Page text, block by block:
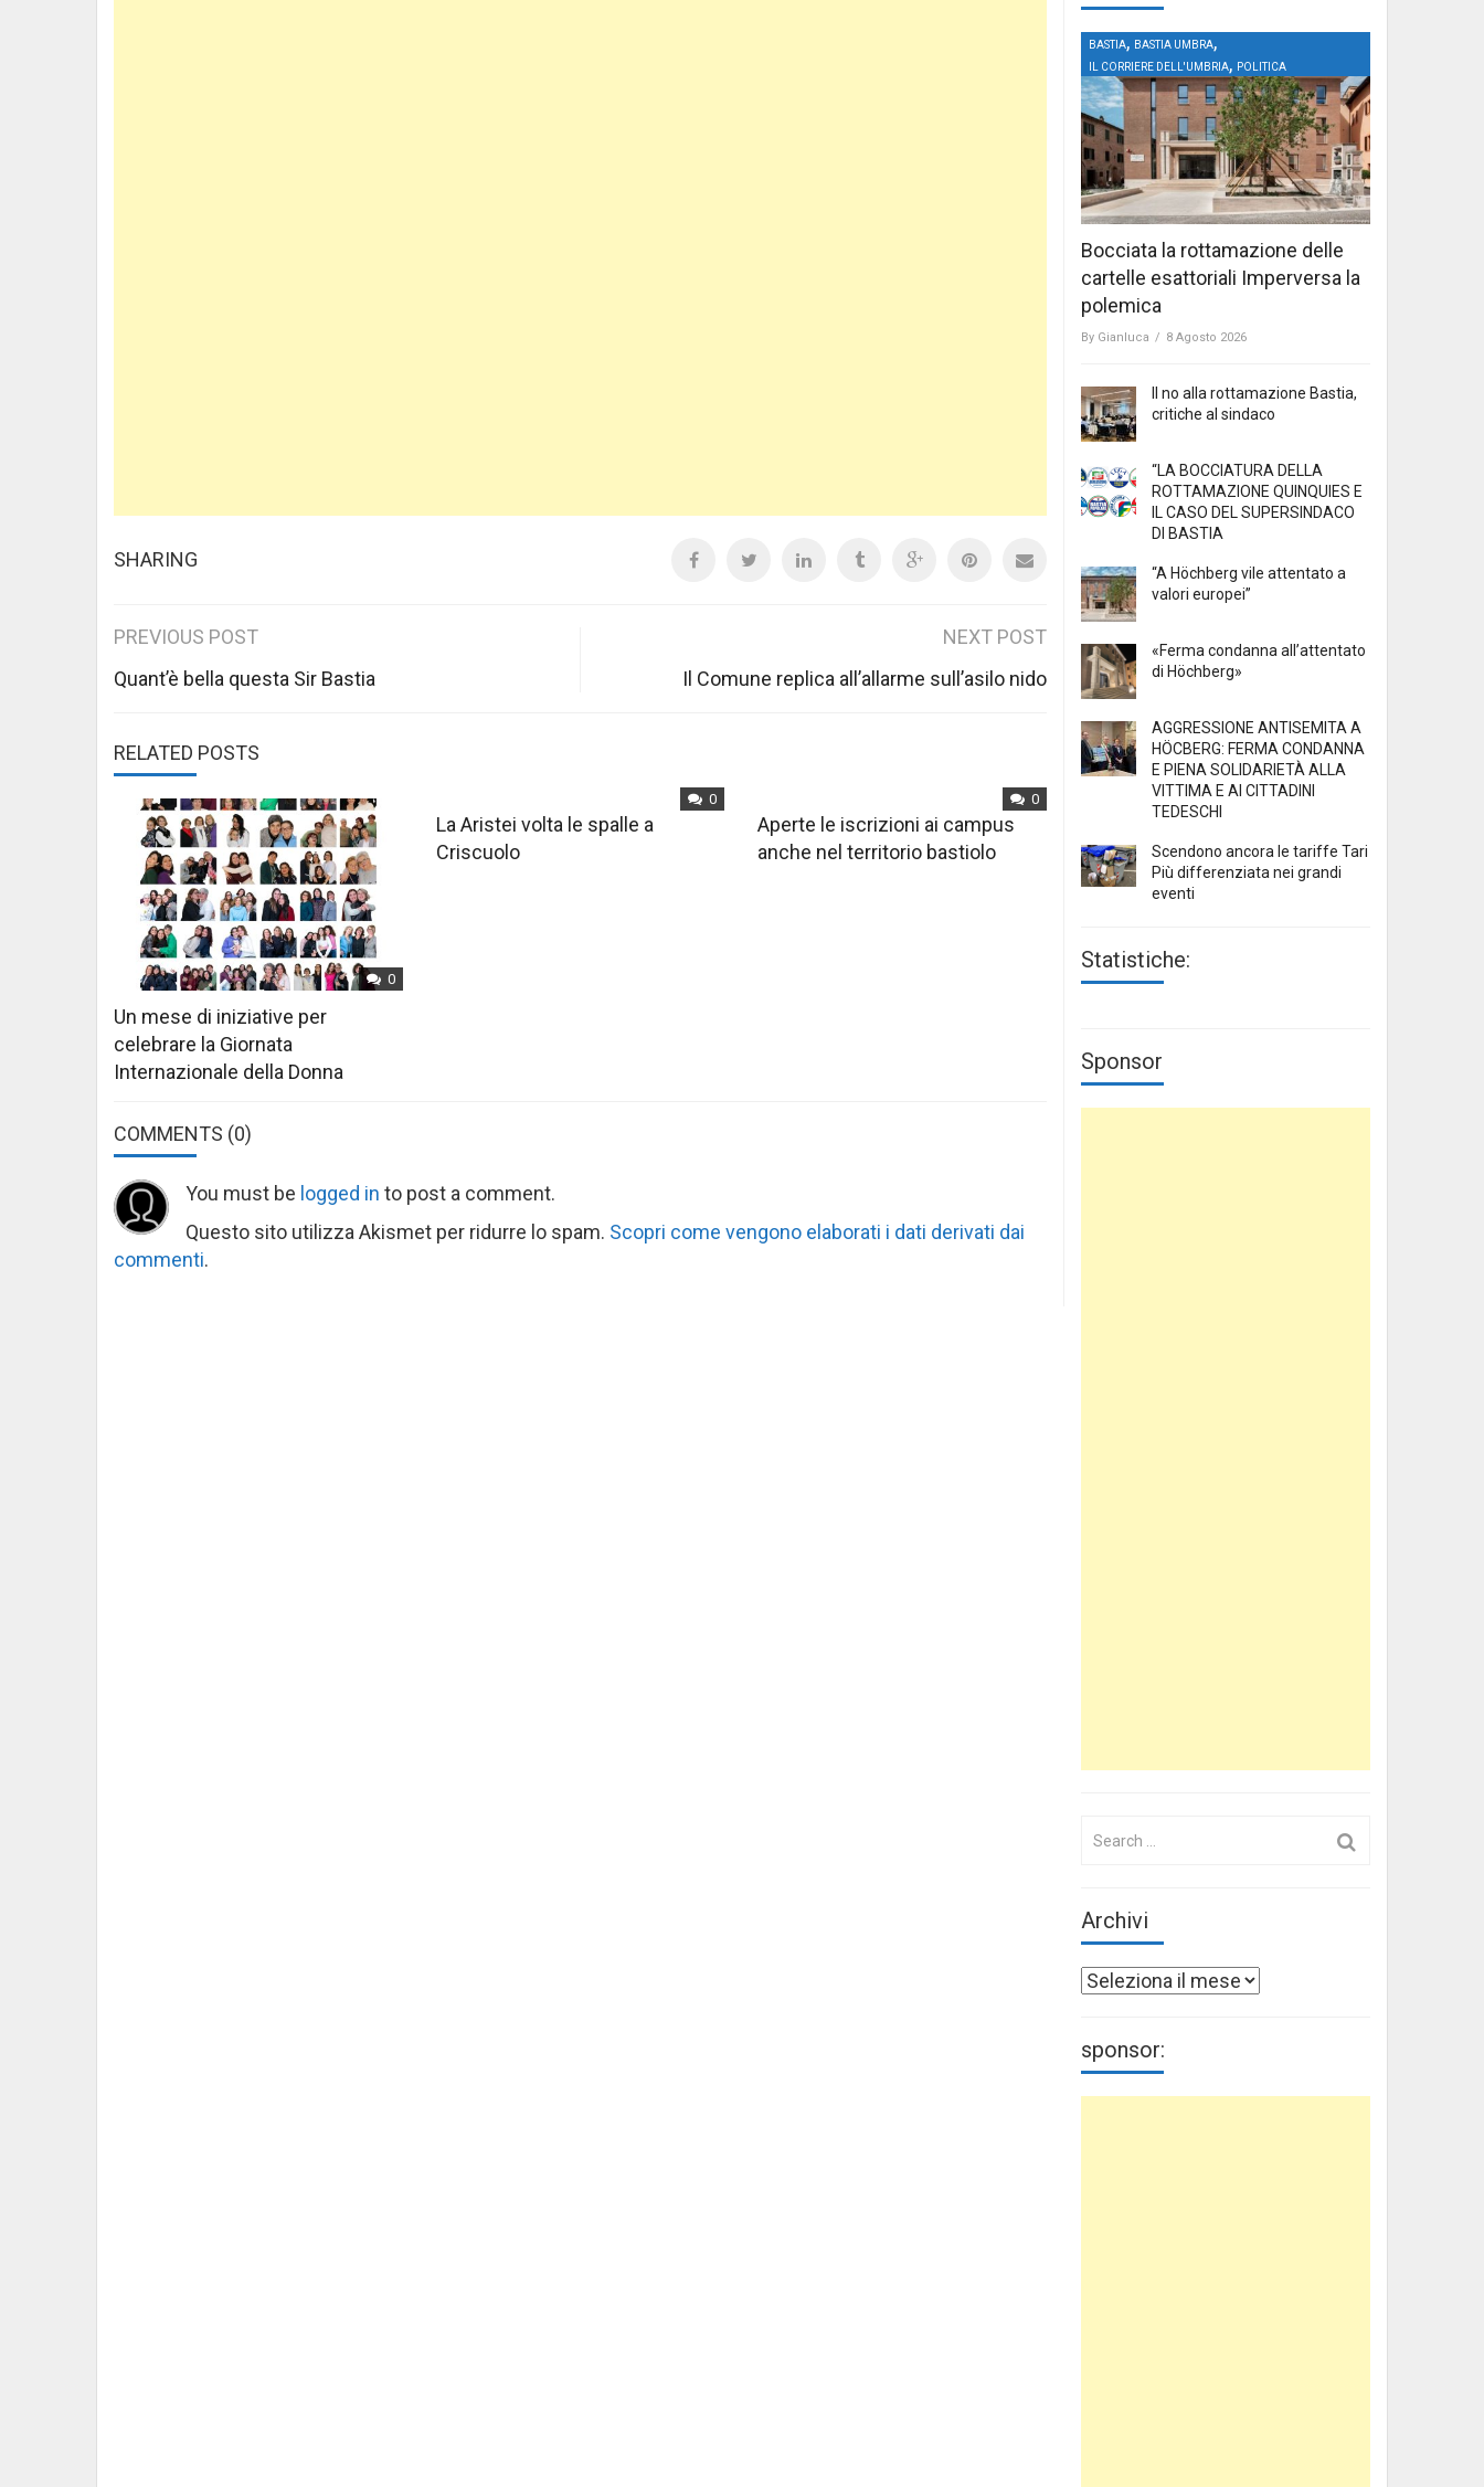
SHARING
Post
navigation
PREVIOUS POST
Quant’è bella questa Sir Bastia
NEXT POST
Il Comune replica all’allarme sull’asilo nido
RELATED POSTS
0
Un mese di iniziative per
celebrare la Giornata
Internazionale della Donna
0
La Aristei volta le spalle a
Criscuolo
0
Aperte le iscrizioni ai campus
anche nel territorio bastiolo
COMMENTS (0)
You must be logged in to post a comment.
Questo sito utilizza Akismet per ridurre lo spam. Scopri come vengono elaborati i dati derivati dai
commenti.
BASTIA, BASTIA UMBRA,
IL CORRIERE DELL'UMBRIA, POLITICA
Bocciata la rottamazione delle
cartelle esattoriali Imperversa la
polemica
By Gianluca / 8 Agosto 2026
Il no alla rottamazione Bastia,
critiche al sindaco
“LA BOCCIATURA DELLA
ROTTAMAZIONE QUINQUIES E
IL CASO DEL SUPERSINDACO
DI BASTIA
“A Höchberg vile attentato a
valori europei”
«Ferma condanna all’attentato
di Höchberg»
AGGRESSIONE ANTISEMITA A
HÖCBERG: FERMA CONDANNA
E PIENA SOLIDARIETÀ ALLA
VITTIMA E AI CITTADINI
TEDESCHI
Scendono ancora le tariffe Tari
Più differenziata nei grandi
eventi
Statistiche:
Sponsor
Archivi
Archivi
sponsor: